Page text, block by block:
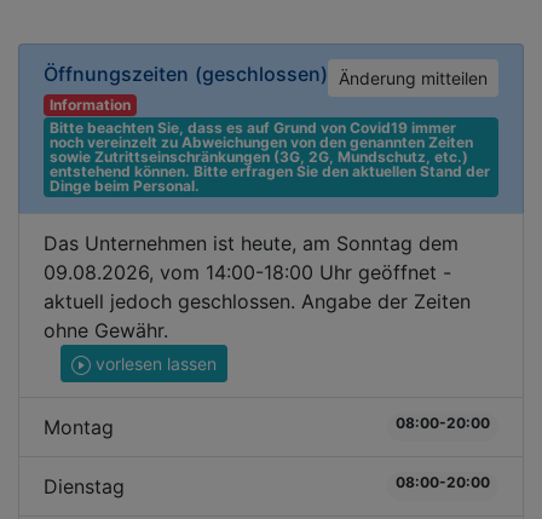
Öffnungszeiten (geschlossen) Änderung mitteilen
Information
Bitte beachten Sie, dass es auf Grund von Covid19 immer
noch vereinzelt zu Abweichungen von den genannten Zeiten
sowie Zutrittseinschränkungen (3G, 2G, Mundschutz, etc.)
entstehend können. Bitte erfragen Sie den aktuellen Stand der
Dinge beim Personal.
Das Unternehmen ist heute, am Sonntag dem
09.08.2026, vom 14:00-18:00 Uhr geöffnet -
aktuell jedoch geschlossen. Angabe der Zeiten
ohne Gewähr.
vorlesen lassen
Montag 08:00-20:00
Dienstag 08:00-20:00